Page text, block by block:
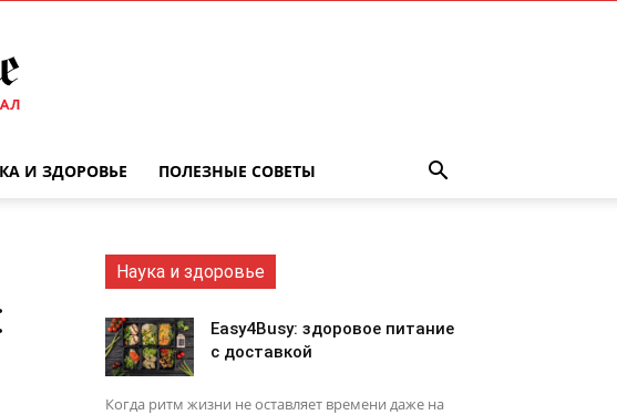
И ЗДОРОВЬЕ ПОЛЕЗНЫЕ СОВЕТЫ
Наука и здоровье
Easy4Busy: здоровое питание
с доставкой
Когда ритм жизни не оставляет времени даже на